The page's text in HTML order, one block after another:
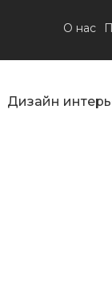
О нас
Дизайн